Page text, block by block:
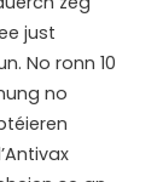
just
No ronn 10
no